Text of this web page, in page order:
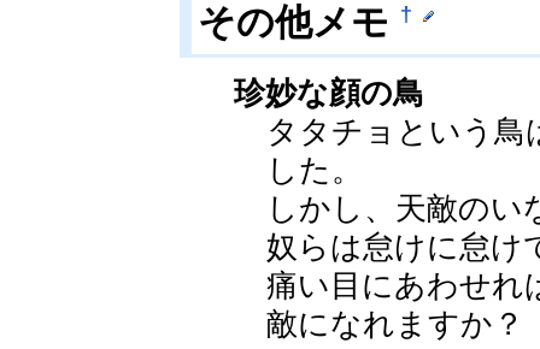
その他メモ †
珍妙な顔の鳥
タタチョという鳥
した。
しかし、天敵のい
奴らは怠けに怠け
痛い目にあわせれ
敵になれますか？